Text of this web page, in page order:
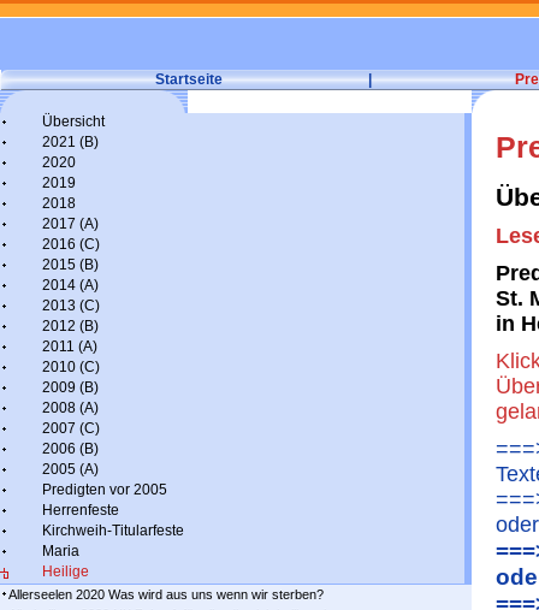
Startseite |
Übersicht
2021 (B)
2020
2019
2018
2017 (A)
2016 (C)
2015 (B)
2014 (A)
2013 (C)
2012 (B)
2011 (A)
2010 (C)
2009 (B)
2008 (A)
2007 (C)
2006 (B)
2005 (A)
Predigten vor 2005
Herrenfeste
Kirchweih-Titularfeste
Maria
Heilige
Allerseelen 2020 Was wird aus uns wenn wir sterben?
St.
in